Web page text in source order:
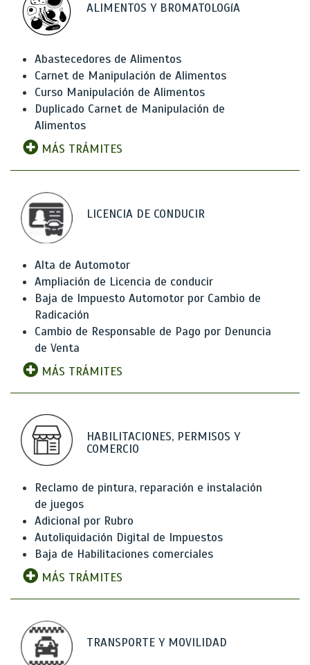
ALIMENTOS Y BROMATOLOGíA
Abastecedores de Alimentos
Carnet de Manipulación de Alimentos
Curso Manipulación de Alimentos
Duplicado Carnet de Manipulación de
Alimentos
MÁS TRÁMITES
LICENCIA DE CONDUCIR
Alta de Automotor
Ampliación de Licencia de conducir
Baja de Impuesto Automotor por Cambio de
Radicación
Cambio de Responsable de Pago por Denuncia
de Venta
MÁS TRÁMITES
HABILITACIONES, PERMISOS Y
COMERCIO
Reclamo de pintura, reparación e instalación
de juegos
Adicional por Rubro
Autoliquidación Digital de Impuestos
Baja de Habilitaciones comerciales
MÁS TRÁMITES
TRANSPORTE Y MOVILIDAD